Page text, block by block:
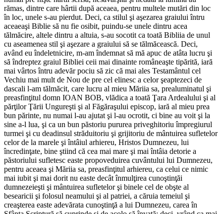
rămas, dintre care hârtii după aceaea, pentru multele mutări din loc
în loc, unele s-au pierdut. Deci, ca stilul şi aşezarea graiului întru
aceaeaşi Biblie să nu fie osibit, puindu-se unele dintru acea
tălmăcire, altele dintru a altuia, s-au socotit ca toată Bibliia de unul
cu aseamenea stil şi aşezare a graiului să se tălmăcească. Deci,
având eu îndeletnicire, m-am îndemnat să mă apuc de atâta lucru şi
să îndreptez graiul Bibliei ceii mai dinainte româneaşte tipărită, iară
mai vârtos întru adevăr pociu să zic că mai ales Testamântul cel
Vechiu mai mult de Nou de pre cel elinesc a celor şeaptezeci de
dascali l-am tălmăcit, care lucru al mieu Măriia sa, prealuminatul şi
preasfinţitul domn IOAN BOB, vlădica a toată Ţara Ardealului şi al
părţilor Ţării Ungureşti şi al Făgăraşului episcop, iară al mieu prea
bun părinte, nu numai l-au ajutat şi l-au ocrotit, ci bine au voit şi la
sine a-l lua, şi ca un bun păstoriu pururea priveghitoriu împregiurul
turmei şi cu deadinsul străduitoriu şi grijitoriu de mântuirea sufletelor
celor de la marele şi întâiul arhiereu, Hristos Dumnezeu, lui
încredinţate, bine ştiind că cea mai mare şi mai întâia detorie a
păstoriului sufletesc easte propoveduirea cuvântului lui Dumnezeu,
pentru aceaea şi Măriia sa, preasfinţitul arhiereu, ca celui ce nimic
mai iubit şi mai dorit nu easte decât înmulţirea cunoştinţăi
dumnezeieşti şi mântuirea sufletelor şi binele cel de obşte al
besearicii şi folosul neamului şi al patriei, a căruia temeiul şi
creaşterea easte adevărata cunoştinţă a lui Dumnezeu, carea în